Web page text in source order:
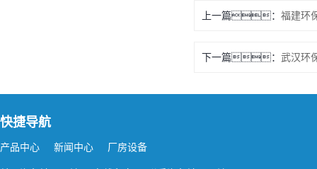
上一篇： 福建环
下一篇： 武汉环
快捷导航
产品中心 新闻中心 厂房设备